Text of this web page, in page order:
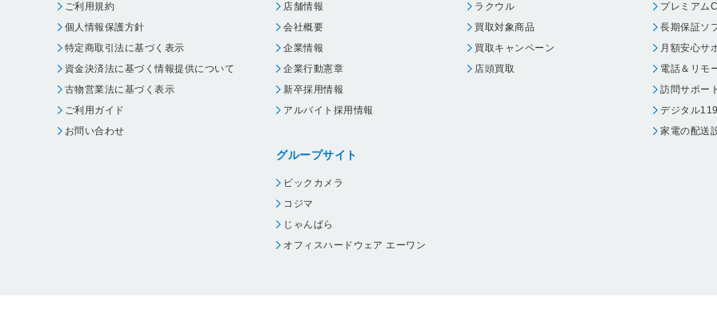
ご利用規約
個人情報保護方針
特定商取引法に基づく表示
資金決済法に基づく情報提供について
古物営業法に基づく表示
ご利用ガイド
お問い合わせ
店舗情報
会社概要
企業情報
企業行動憲章
新卒採用情報
アルバイト採用情報
グループサイト
ビックカメラ
コジマ
じゃんぱら
オフィスハードウェア エーワン
ラクウル
買取対象商品
買取キャンペーン
店頭買取
プレミアム
長期保証ソ
月額安心サ
電話＆リモ
訪問サポー
デジタル
家電の配送